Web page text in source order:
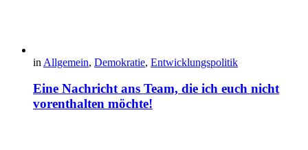
in Allgemein, Demokratie, Entwicklungspolitik
Eine Nachricht ans Team, die ich euch nicht
vorenthalten möchte!